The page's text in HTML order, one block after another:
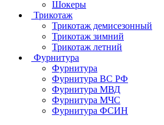
Шокеры
Трикотаж
Трикотаж демисезонный
Трикотаж зимний
Трикотаж летний
Фурнитура
Фурнитура
Фурнитура ВС РФ
Фурнитура МВД
Фурнитура МЧС
Фурнитура ФСИН